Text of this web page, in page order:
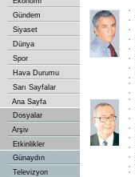
Gündem
Siyaset
Dünya
Spor
Hava Durumu
Sarı Sayfalar
Ana Sayfa
Dosyalar
Arşiv
Etkinlikler
Günaydın
Televizyon